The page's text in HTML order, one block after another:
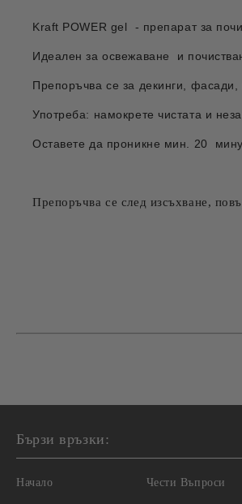
Kraft POWER gel - препарат за
Идеален за освежаване и
Препоръчва се за декинги, фасади,
Употреба: намокрете чистата и
Оставете да проникне мин. 20
Препоръчва се след изсъхване,
Бързи връзки:
Начало Чести Въпроси